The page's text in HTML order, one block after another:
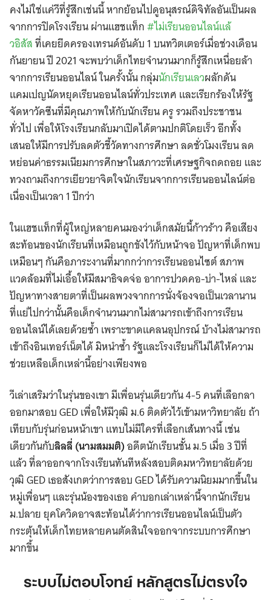
คงไม่ใช่แค่วีที่รู้สึกเช่นนี้ หากย้อนไปดูอนุสรณ์ดิจิทัลอันเป็นผล
จากการปิดโรงเรียน ผ่านแฮชแท็ก#ไม่เรียนออนไลน์แล้
วอิสัสที่เคยยึดครองเทรนด์อันดับ 1 บนทวิตเตอร์เมื่อช่วงเดือน
กันยายน ปี 2021 จะพบว่าเด็กไทยจำนวนมากก็รู้สึกเหนื่อยล้า
จากการเรียนออนไลน์ ในครั้งนั้น กลุ่มนักเรียนเลวผลักดัน
แคมเปญนัดหยุดเรียนออนไลน์ทั่วประเทศ และเรียกร้องให้รัฐ
จัดหาวัคซีนที่มีคุณภาพให้กับนักเรียน ครู รวมถึงประชาชน
ทั่วไป เพื่อให้โรงเรียนกลับมาเปิดได้ตามปกติโดยเร็ว อีกทั้ง
เสนอให้มีการปรับลดตัวชี้วัดทางการศึกษา ลดชั่วโมงเรียน ลด
หย่อนค่าธรรมเนียมการศึกษาในสภาวะที่เศรษฐกิจถดถอย และ
ทวงถามถึงการเยียวยาจิตใจนักเรียนจากการเรียนออนไลน์ต่อ
เนื่องเป็นเวลา 1 ปีกว่า
ในแฮชแท็กที่ผู้ใหญ่หลายคนมองว่าเด็กสมัยนี้ก้าวร้าว คือเสียง
สะท้อนของนักเรียนที่เหมือนถูกขังไว้กับหน้าจอ ปัญหาที่เด็กพบ
เหมือนๆ กันคือภาระงานที่มากกว่าการเรียนออนไซต์ สภาพ
แวดล้อมที่ไม่เอื้อให้มีสมาธิจดจ่อ อาการปวดคอ-บ่า-ไหล่ และ
ปัญหาทางสายตาที่เป็นผลพวงจากการนั่งจ้องจอเป็นเวลานาน
ที่แย่ไปกว่านั้นคือเด็กจำนวนมากไม่สามารถเข้าถึงการเรียน
ออนไลน์ได้เลยด้วยซ้ำ เพราะขาดแคลนอุปกรณ์ บ้างไม่สามารถ
เข้าถึงอินเทอร์เน็ตได้ มิหนำซ้ำ รัฐและโรงเรียนก็ไม่ได้ให้ความ
ช่วยเหลือเด็กเหล่านี้อย่างเพียงพอ
วีเล่าเสริมว่าในรุ่นของเขา มีเพื่อนรุ่นเดียวกัน 4-5 คนที่เลือกลา
ออกมาสอบ GED เพื่อให้มีวุฒิ ม.6 ติดตัวไว้เข้ามหาวิทยาลัย ถ้า
เทียบกับรุ่นก่อนหน้าเขา แทบไม่มีใครที่เลือกเส้นทางนี้ เช่น
เดียวกันกับลิลลี่ (นามสมมติ)อดีตนักเรียนชั้น ม.5 เมื่อ 3 ปีที่
แล้ว ที่ลาออกจากโรงเรียนทันทีหลังสอบติดมหาวิทยาลัยด้วย
วุฒิ GED เธอสังเกตว่าการสอบ GED ได้รับความนิยมมากขึ้นใน
หมู่เพื่อนๆ และรุ่นน้องของเธอ คำบอกเล่าเหล่านี้จากนักเรียน
ม.ปลาย ยุคโควิดอาจสะท้อนได้ว่าการเรียนออนไลน์เป็นตัว
กระตุ้นให้เด็กไทยหลายคนตัดสินใจออกจากระบบการศึกษา
มากขึ้น
ระบบไม่ตอบโจทย์ หลักสูตรไม่ตรงใจ